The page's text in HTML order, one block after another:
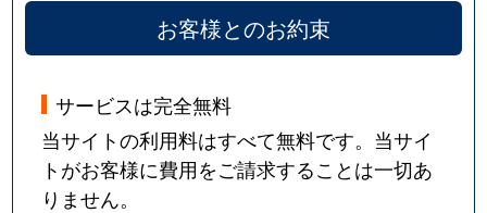
お客様とのお約束
サービスは完全無料
当サイトの利用料はすべて無料です。当サイ
トがお客様に費用をご請求することは一切あ
りません。